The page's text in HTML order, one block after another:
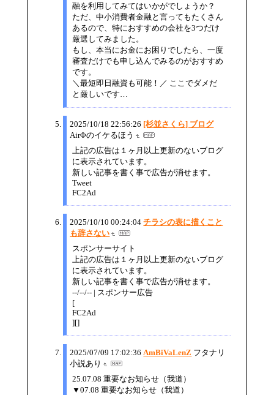
融を利用してみてはいかがでしょうか？
ただ、中小消費者金融と言ってもたくさん
あるので、特におすすめの会社を3つだけ
厳選してみました。
もし、本当にお金にお困りでしたら、一度
審査だけでも申し込んでみるのがおすすめ
です。
＼最短即日融資も可能！／ ここでダメだ
と厳しいです…
2025/10/18 22:56:26 [杉並さくら] ブログ
AirΦのイケるほう
上記の広告は１ヶ月以上更新のないブログ
に表示されています。
新しい記事を書く事で広告が消せます。
Tweet
FC2Ad
2025/10/10 00:24:04 チラシの表に描くこと
も辞さない
スポンサーサイト
上記の広告は１ヶ月以上更新のないブログ
に表示されています。
新しい記事を書く事で広告が消せます。
--/--/-- | スポンサー広告
[
FC2Ad
][]
2025/07/09 17:02:36 AmBiVaLenZ フタナリ
小説あり
25.07.08 重要なお知らせ（我道）
▼07.08 重要なお知らせ（我道）